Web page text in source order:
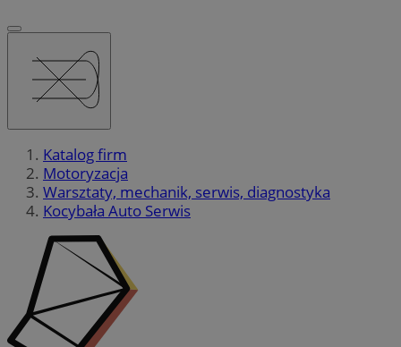
Katalog firm
Motoryzacja
Warsztaty, mechanik, serwis, diagnostyka
Kocybała Auto Serwis